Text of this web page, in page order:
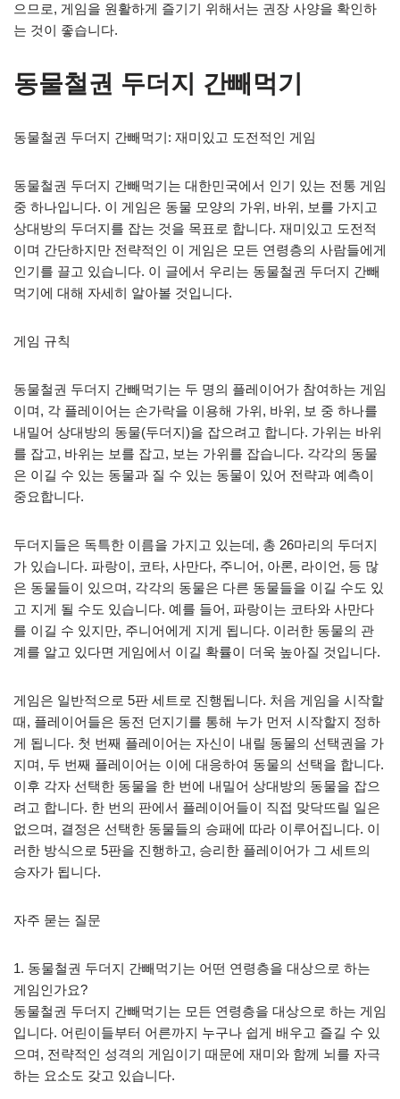
으므로, 게임을 원활하게 즐기기 위해서는 권장 사양을 확인하
는 것이 좋습니다.
동물철권 두더지 간빼먹기
동물철권 두더지 간빼먹기: 재미있고 도전적인 게임
동물철권 두더지 간빼먹기는 대한민국에서 인기 있는 전통 게임
중 하나입니다. 이 게임은 동물 모양의 가위, 바위, 보를 가지고
상대방의 두더지를 잡는 것을 목표로 합니다. 재미있고 도전적
이며 간단하지만 전략적인 이 게임은 모든 연령층의 사람들에게
인기를 끌고 있습니다. 이 글에서 우리는 동물철권 두더지 간빼
먹기에 대해 자세히 알아볼 것입니다.
게임 규칙
동물철권 두더지 간빼먹기는 두 명의 플레이어가 참여하는 게임
이며, 각 플레이어는 손가락을 이용해 가위, 바위, 보 중 하나를
내밀어 상대방의 동물(두더지)을 잡으려고 합니다. 가위는 바위
를 잡고, 바위는 보를 잡고, 보는 가위를 잡습니다. 각각의 동물
은 이길 수 있는 동물과 질 수 있는 동물이 있어 전략과 예측이
중요합니다.
두더지들은 독특한 이름을 가지고 있는데, 총 26마리의 두더지
가 있습니다. 파랑이, 코타, 사만다, 주니어, 아론, 라이언, 등 많
은 동물들이 있으며, 각각의 동물은 다른 동물들을 이길 수도 있
고 지게 될 수도 있습니다. 예를 들어, 파랑이는 코타와 사만다
를 이길 수 있지만, 주니어에게 지게 됩니다. 이러한 동물의 관
계를 알고 있다면 게임에서 이길 확률이 더욱 높아질 것입니다.
게임은 일반적으로 5판 세트로 진행됩니다. 처음 게임을 시작할
때, 플레이어들은 동전 던지기를 통해 누가 먼저 시작할지 정하
게 됩니다. 첫 번째 플레이어는 자신이 내릴 동물의 선택권을 가
지며, 두 번째 플레이어는 이에 대응하여 동물의 선택을 합니다.
이후 각자 선택한 동물을 한 번에 내밀어 상대방의 동물을 잡으
려고 합니다. 한 번의 판에서 플레이어들이 직접 맞닥뜨릴 일은
없으며, 결정은 선택한 동물들의 승패에 따라 이루어집니다. 이
러한 방식으로 5판을 진행하고, 승리한 플레이어가 그 세트의
승자가 됩니다.
자주 묻는 질문
1. 동물철권 두더지 간빼먹기는 어떤 연령층을 대상으로 하는
게임인가요?
동물철권 두더지 간빼먹기는 모든 연령층을 대상으로 하는 게임
입니다. 어린이들부터 어른까지 누구나 쉽게 배우고 즐길 수 있
으며, 전략적인 성격의 게임이기 때문에 재미와 함께 뇌를 자극
하는 요소도 갖고 있습니다.